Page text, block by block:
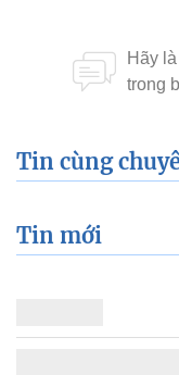
Tin cùng
Tin mới